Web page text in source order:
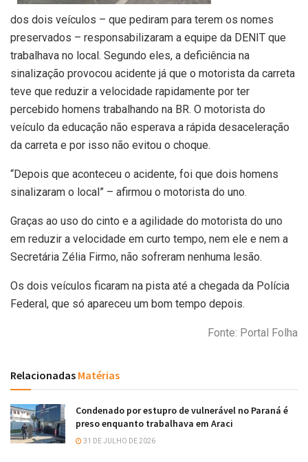
dos dois veículos – que pediram para terem os nomes
preservados – responsabilizaram a equipe da DENIT que
trabalhava no local. Segundo eles, a deficiência na
sinalização provocou acidente já que o motorista da carreta
teve que reduzir a velocidade rapidamente por ter
percebido homens trabalhando na BR. O motorista do
veículo da educação não esperava a rápida desaceleração
da carreta e por isso não evitou o choque.
“Depois que aconteceu o acidente, foi que dois homens
sinalizaram o local” – afirmou o motorista do uno.
Graças ao uso do cinto e a agilidade do motorista do uno
em reduzir a velocidade em curto tempo, nem ele e nem a
Secretária Zélia Firmo, não sofreram nenhuma lesão.
Os dois veículos ficaram na pista até a chegada da Polícia
Federal, que só apareceu um bom tempo depois.
Fonte: Portal Folha
Relacionadas Matérias
Condenado por estupro de vulnerável no Paraná é
preso enquanto trabalhava em Araci
31 DE JULHO DE 2026